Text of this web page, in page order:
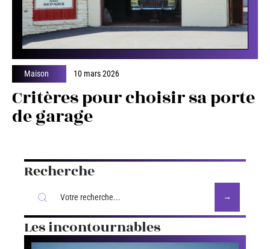
Maison 10 mars 2026
Critères pour choisir sa porte
de garage
Recherche
Les incontournables